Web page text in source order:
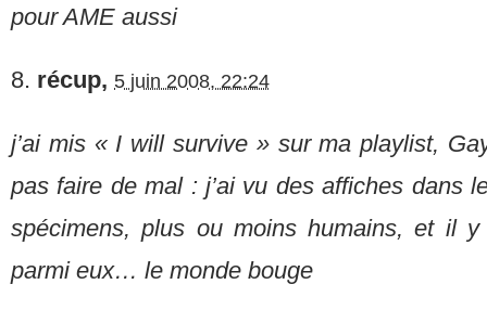
pour AME aussi
8. récup, 5 juin 2008, 22:24
j’ai mis « I will survive » sur ma playlist,
pas faire de mal : j’ai vu des affiches dans
spécimens, plus ou moins humains, et il
parmi eux… le monde bouge